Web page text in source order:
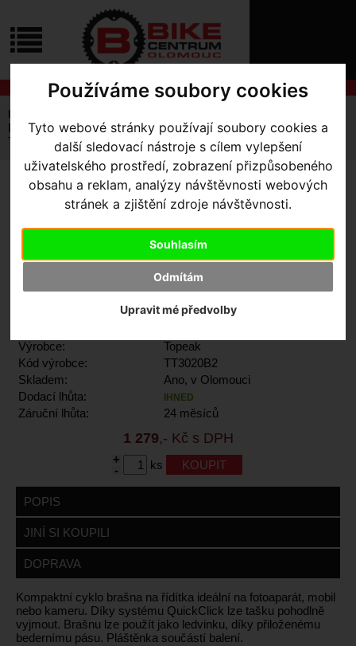
Používáme soubory cookies
Tyto webové stránky používají soubory cookies a
další sledovací nástroje s cílem vylepšení
uživatelského prostředí, zobrazení přizpůsobeného
obsahu a reklam, analýzy návštěvnosti webových
stránek a zjištění zdroje návštěvnosti.
Souhlasím
Odmítám
Upravit mé předvolby
O
NÁKUPU
SLUŽBY
Úvodní strana
Na řidítka
TOPEAK BRAŠNA NA ŘIDÍTKA COMPACT HANDLEBAR BAG
TOPEAK BRAŠNA NA
ŘIDÍTKA COMPACT
HANDLEBAR BAG
Výrobce:
Topeak
Kód výrobce:
TT3020B2
Skladem:
Ano, v Olomouci
Dodací lhůta:
IHNED
Záruční lhůta: 24 měsíců
1 279,- Kč s DPH
+
-
ks
POPIS
JINÍ SI KOUPILI
DOPRAVA
Kompaktní cyklo brašna na řídítka ideální na fotoaparát, mobil
nebo kameru. Díky systému QuickClick lze tašku pohodlně
vyjmout. Brašnu lze použít jako ledvinku, díky přiloženému
bedernímu pásu. Pláštěnka součástí balení.